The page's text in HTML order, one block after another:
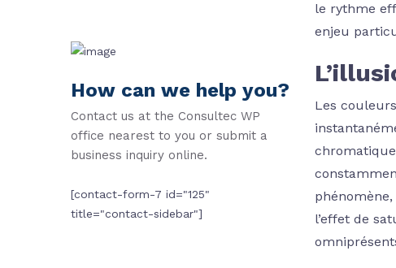
le rythme
enjeu
Les
l’effet de
How can we help you?
Contact us at the Consultec WP
office nearest to you or submit a
business inquiry online.
[contact-form-7 id="125"
title="contact-sidebar"]